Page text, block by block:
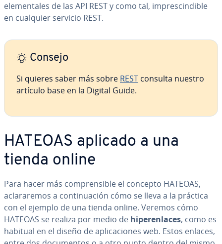
ele­me­n­ta­les de las API REST y como tal, im­pre­s­ci­n­di­ble
en cualquier servicio REST.
Consejo
Si quieres saber más sobre REST consulta nuestro
artículo base en la Digital Guide.
HATEOAS aplicado a una
tienda online
Para hacer más co­m­pre­n­si­ble el concepto HATEOAS,
acla­ra­re­mos a co­n­ti­nua­ción cómo se lleva a la práctica
con el ejemplo de una tienda online. Veremos cómo
HATEOAS se realiza por medio de hi­pe­re­n­la­ces, como es
habitual en el diseño de apli­ca­cio­nes web. Estos enlaces,